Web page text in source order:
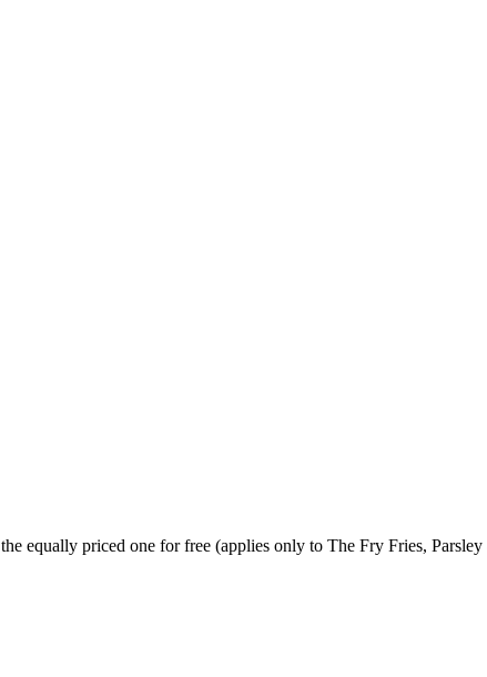
equally priced one for free (applies only to The Fry Fries,